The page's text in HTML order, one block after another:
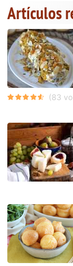
Artículos